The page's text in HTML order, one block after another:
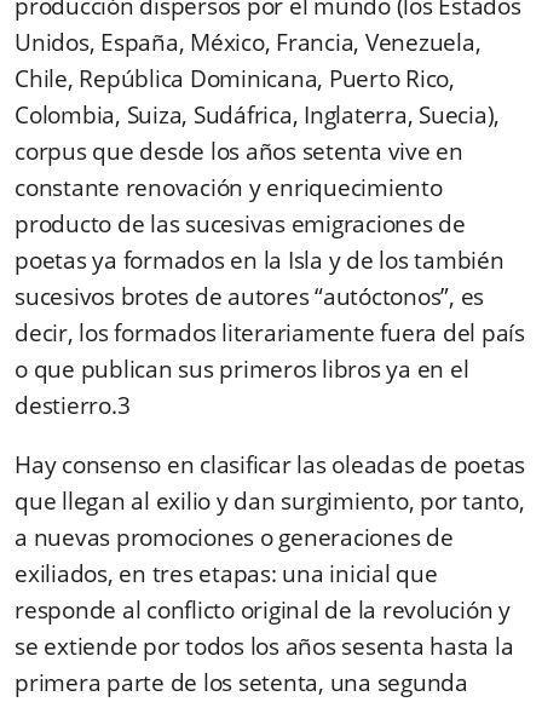
Unidos, España, México, Francia, Venezuela,
Chile, República Dominicana, Puerto Rico,
Colombia, Suiza, Sudáfrica, Inglaterra, Suecia),
corpus que desde los años setenta vive en
constante renovación y enriquecimiento
producto de las sucesivas emigraciones de
poetas ya formados en la Isla y de los también
sucesivos brotes de autores “autóctonos”, es
decir, los formados literariamente fuera del país
o que publican sus primeros libros ya en el
destierro.3
Hay consenso en clasificar las oleadas de poetas
que llegan al exilio y dan surgimiento, por tanto,
a nuevas promociones o generaciones de
exiliados, en tres etapas: una inicial que
responde al conflicto original de la revolución y
se extiende por todos los años sesenta hasta la
primera parte de los setenta, una segunda